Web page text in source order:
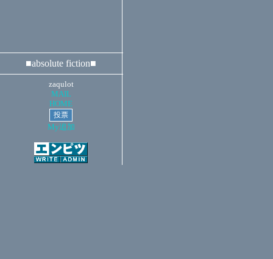
■absolute fiction■
zaqulot
MAIL
HOME
My追加